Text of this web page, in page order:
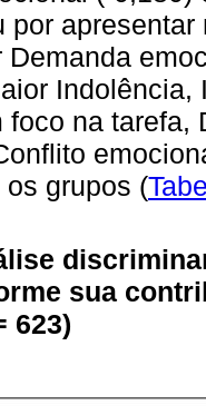
por
Demanda
foco na
grupos (
sua
623)